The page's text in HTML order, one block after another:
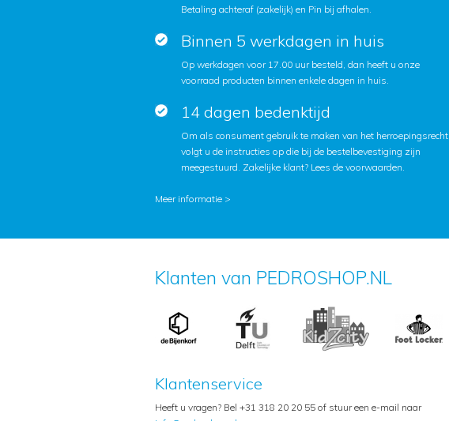
Betaling achteraf (zakelijk) en Pin bij afhalen.
Binnen 5 werkdagen in huis
Op werkdagen voor 17.00 uur besteld, dan heeft u onze
voorraad producten binnen enkele dagen in huis.
14 dagen bedenktijd
Om als consument gebruik te maken van het herroepingsrecht
volgt u de instructies op die bij de bestelbevestiging zijn
meegestuurd. Zakelijke klant? Lees de voorwaarden.
Meer informatie >
Klanten van PEDROSHOP.NL
Klantenservice
Heeft u vragen? Bel +31 318 20 20 55 of stuur een e-mail naar